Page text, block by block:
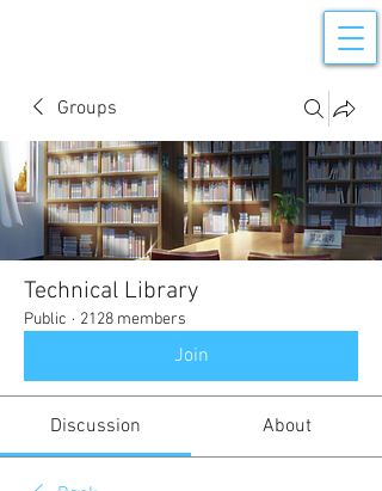
Groups
Technical Library
Public · 2128 members
Join
Discussion About